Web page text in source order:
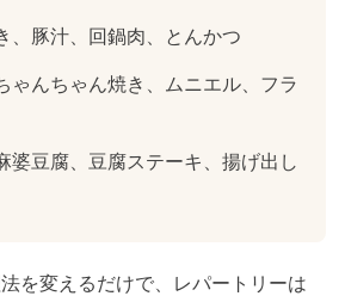
、豚汁、回鍋肉、とんかつ
ゃんちゃん焼き、ムニエル、フラ
婆豆腐、豆腐ステーキ、揚げ出し
を変えるだけで、レパートリーは